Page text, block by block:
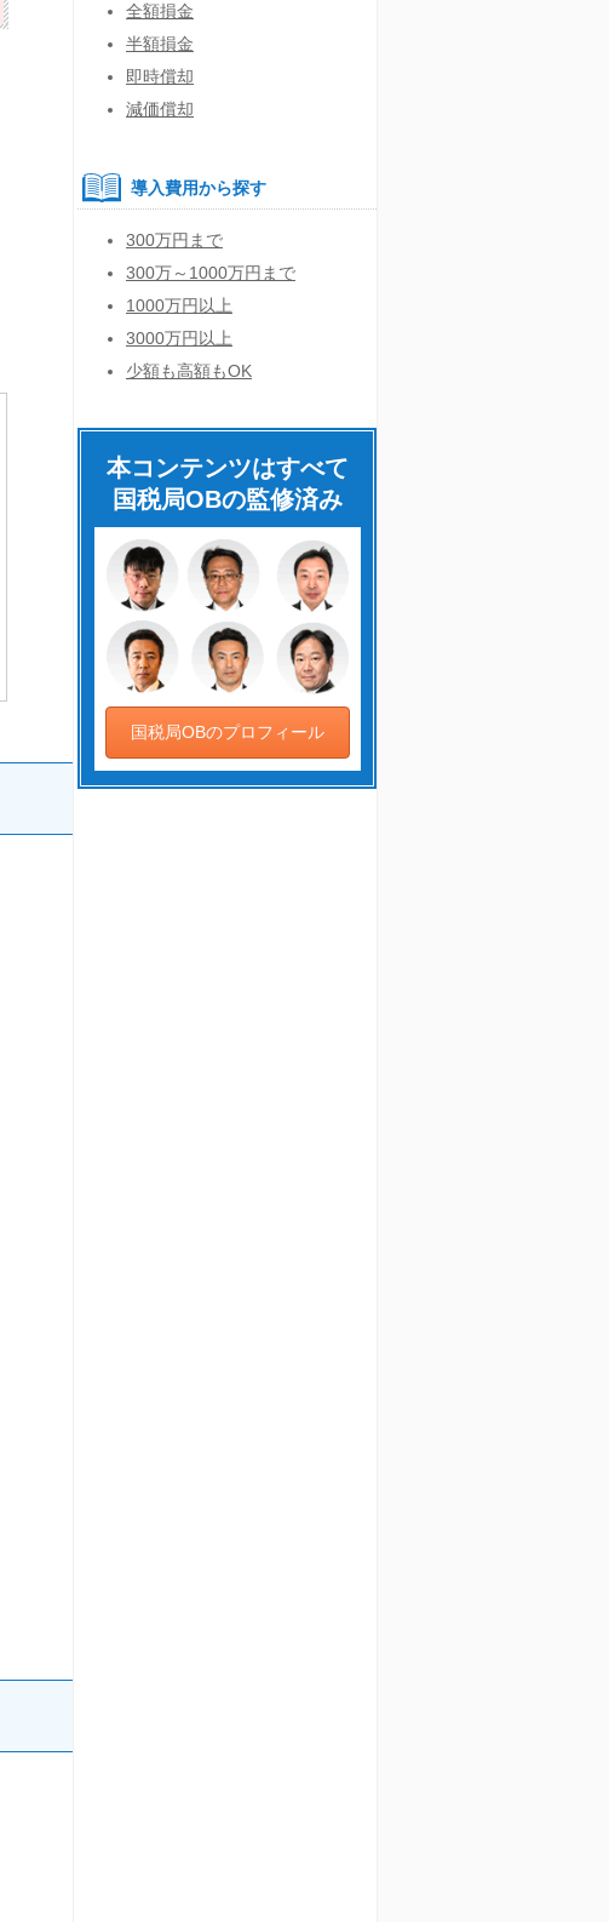
全額損金
半額損金
即時償却
減価償却
導入費用から探す
300万円まで
300万～1000万円まで
1000万円以上
3000万円以上
少額も高額もOK
本コンテンツはすべて
国税局OBの監修済み
国税局OBのプロフィール